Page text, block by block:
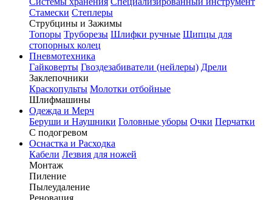
Стамески Степлеры
Струбцины и Зажимы
Топоры Труборезы Шлифки ручные Щипцы для
стопорных колец
Пневмотехника
Гайковерты Гвоздезабиватели (нейлеры) Дрели
Заклепочники
Краскопульты Молотки отбойные
Шлифмашины
Одежда и Мерч
Беруши и Наушники Головные уборы Очки Перчатки
С подогревом
Оснастка и Расходка
Кабели Лезвия для ножей
Монтаж
Пиление
Пылеудаление
Реновация